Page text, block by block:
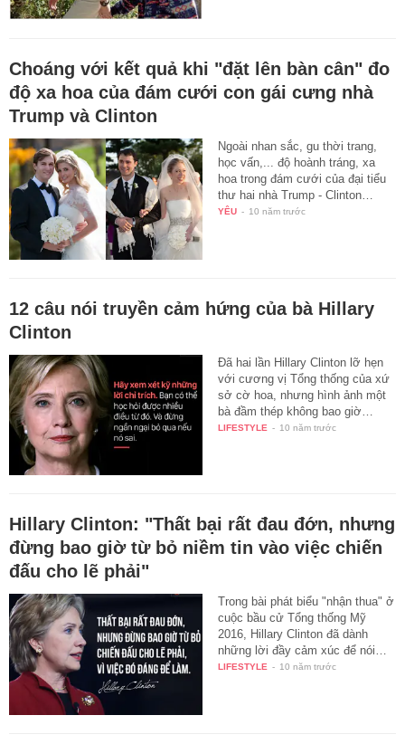
Choáng với kết quả khi "đặt lên bàn cân" đo
độ xa hoa của đám cưới con gái cưng nhà
Trump và Clinton
Ngoài nhan sắc, gu thời trang,
học vấn,... độ hoành tráng, xa
hoa trong đám cưới của đại tiểu
thư hai nhà Trump - Clinton…
YÊU - 10 năm trước
12 câu nói truyền cảm hứng của bà Hillary
Clinton
Đã hai lần Hillary Clinton lỡ hẹn
với cương vị Tổng thống của xứ
sở cờ hoa, nhưng hình ảnh một
bà đầm thép không bao giờ…
LIFESTYLE - 10 năm trước
Hillary Clinton: "Thất bại rất đau đớn, nhưng
đừng bao giờ từ bỏ niềm tin vào việc chiến
đấu cho lẽ phải"
Trong bài phát biểu "nhận thua" ở
cuộc bầu cử Tổng thống Mỹ
2016, Hillary Clinton đã dành
những lời đầy cảm xúc để nói…
LIFESTYLE - 10 năm trước